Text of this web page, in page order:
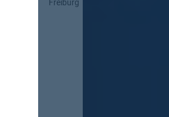
Freiburg